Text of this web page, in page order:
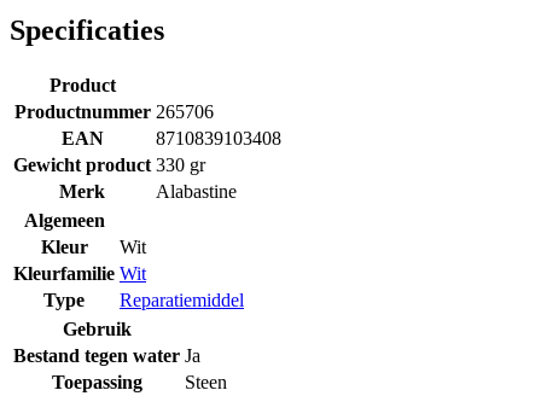
Specificaties
Product
Productnummer 265706
EAN
8710839103408
Gewicht product 330 gr
Merk
Alabastine
Algemeen
Kleur
Wit
Kleurfamilie Wit
Type
Reparatiemiddel
Gebruik
Bestand tegen water Ja
Toepassing
Steen